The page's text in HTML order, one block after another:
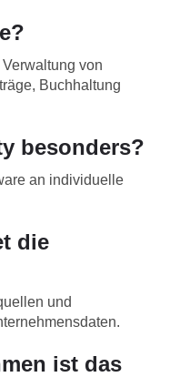
von
Buchhaltung
besonders?
an individuelle
die
und
ist das